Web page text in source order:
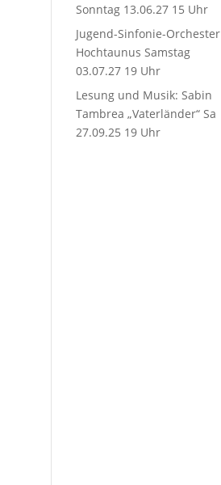
Sonntag 13.06.27 15 Uhr
Jugend-Sinfonie-Orchester
Hochtaunus Samstag
03.07.27 19 Uhr
Lesung und Musik: Sabin
Tambrea „Vaterländer“ Sa
27.09.25 19 Uhr